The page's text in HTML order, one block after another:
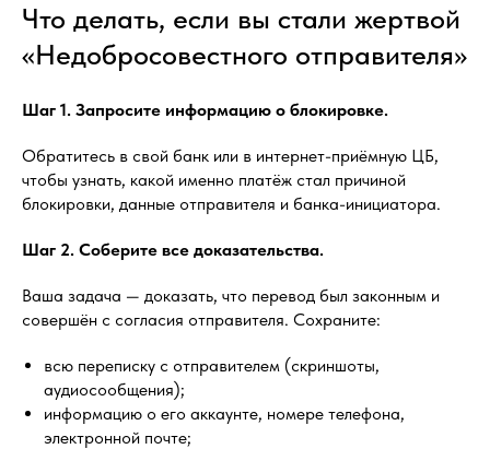
Что делать, если вы стали жертвой
«Недобросовестного отправителя»
Шаг 1. Запросите информацию о блокировке.
Обратитесь в свой банк или в интернет-приёмную ЦБ,
чтобы узнать, какой именно платёж стал причиной
блокировки, данные отправителя и банка-инициатора.
Шаг 2. Соберите все доказательства.
Ваша задача — доказать, что перевод был законным и
совершён с согласия отправителя. Сохраните:
всю переписку с отправителем (скриншоты,
аудиосообщения);
информацию о его аккаунте, номере телефона,
электронной почте;